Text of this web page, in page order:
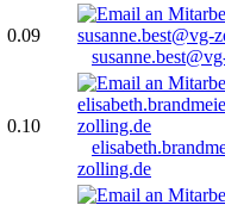
0.09
0.10
zolling.de